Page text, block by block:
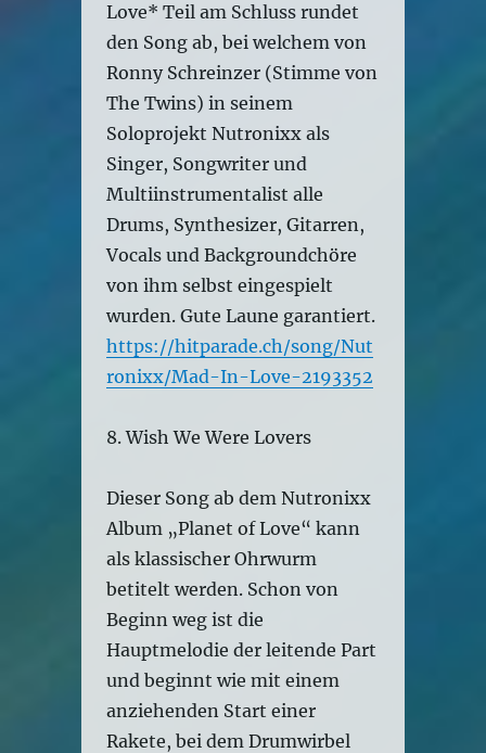
Love* Teil am Schluss rundet
den Song ab, bei welchem von
Ronny Schreinzer (Stimme von
The Twins) in seinem
Soloprojekt Nutronixx als
Singer, Songwriter und
Multiinstrumentalist alle
Drums, Synthesizer, Gitarren,
Vocals und Backgroundchöre
von ihm selbst eingespielt
wurden. Gute Laune garantiert.
https://hitparade.ch/song/Nut
ronixx/Mad-In-Love-2193352
8. Wish We Were Lovers
Dieser Song ab dem Nutronixx
Album „Planet of Love“ kann
als klassischer Ohrwurm
betitelt werden. Schon von
Beginn weg ist die
Hauptmelodie der leitende Part
und beginnt wie mit einem
anziehenden Start einer
Rakete, bei dem Drumwirbel